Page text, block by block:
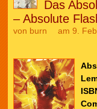
Das
– Absolute
von burn am 9.